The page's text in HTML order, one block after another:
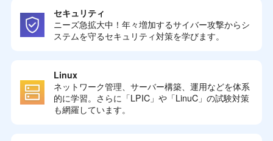
セキュリティ
ニーズ急拡大中！年々増加するサイバー攻撃からシ
ステムを守るセキュリティ対策を学びます。
Linux
ネットワーク管理、サーバー構築、運用などを体系
的に学習。さらに「LPIC」や「LinuC」の試験対策
も網羅しています。